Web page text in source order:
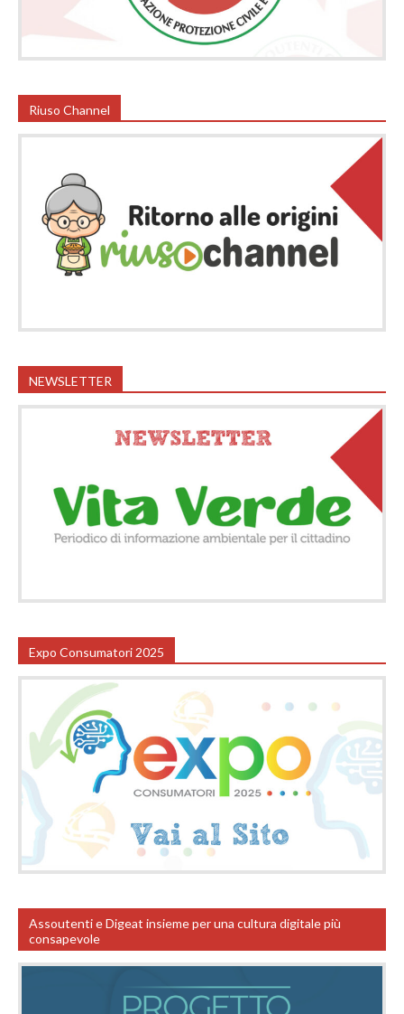
Riuso Channel
NEWSLETTER
Expo Consumatori 2025
Assoutenti e Digeat insieme per una cultura digitale più
consapevole